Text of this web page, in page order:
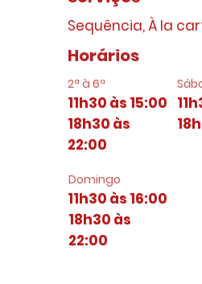
Sequência, À la
Horários
2ª à 6ª
11h30 às 15:00
18h30 às
22:00
Domingo
11h30 às 16:00
18h30 às
22:00